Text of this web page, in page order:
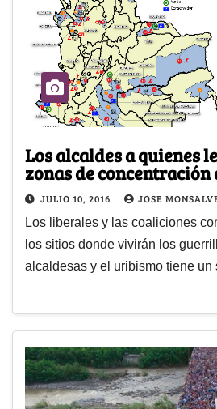
Los alcaldes a quienes
zonas de concentración
JULIO 10, 2016 JOSE
Los liberales y las coaliciones
los sitios donde vivirán los
alcaldesas y el uribismo tiene un